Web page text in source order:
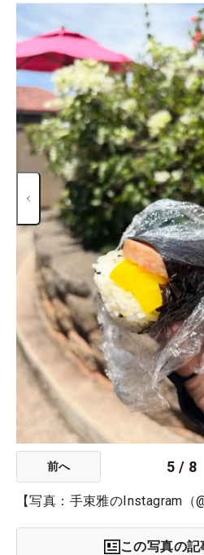
前へ 5 / 8
【写真：手束雅のInstagram（
この写真の